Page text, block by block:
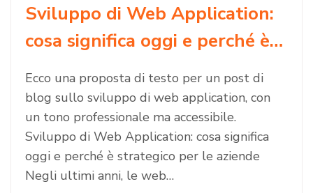
Sviluppo di Web Application:
cosa significa oggi e perché è…
Ecco una proposta di testo per un post di
blog sullo sviluppo di web application, con
un tono professionale ma accessibile.
Sviluppo di Web Application: cosa significa
oggi e perché è strategico per le aziende
Negli ultimi anni, le web…